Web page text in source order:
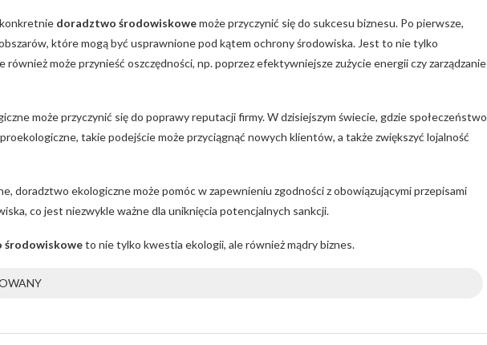
doradztwo środowiskowemoże przyczynić się do sukcesu biznesu. Po pierwsze,
które mogą być usprawnione pod kątem ochrony środowiska. Jest to nie tylko
również może przynieść oszczędności, np. poprzez efektywniejsze zużycie energii czy zarządzanie
może przyczynić się do poprawy reputacji firmy. W dzisiejszym świecie, gdzie społeczeństwo
takie podejście może przyciągnąć nowych klientów, a także zwiększyć lojalność
doradztwo ekologiczne może pomóc w zapewnieniu zgodności z obowiązującymi przepisami
co jest niezwykle ważne dla uniknięcia potencjalnych sankcji.
środowiskoweto nie tylko kwestia ekologii, ale również mądry biznes.